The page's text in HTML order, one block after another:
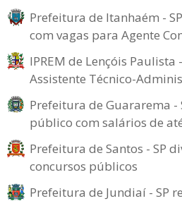
Prefeitura de Itanhaém -
com vagas para Agente
IPREM de Lençóis Paulista
Assistente Técnico-
Prefeitura de Guararema -
público com salários de
Prefeitura de Santos - SP
concursos públicos
Prefeitura de Jundiaí - SP